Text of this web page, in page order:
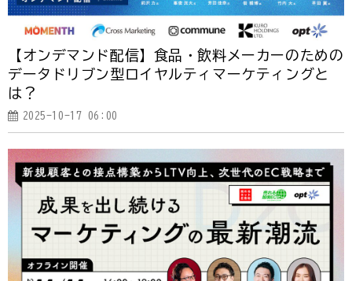
【オンデマンド配信】食品・飲料メーカーのための
データドリブン型ロイヤルティマーケティングと
は？
2025-10-17 06:00